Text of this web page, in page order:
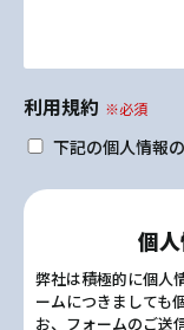
利用規約 ※必須
下記の個人情報
個
弊社は積極的に個人
ームにつきましても
お、フォームのご送